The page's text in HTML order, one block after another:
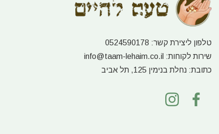
טלפון ליצירת קשר: 0524590178
שירות לקוחות: info@taam-lehaim.co.il
כתובת: נחלת בנימין 125, תל אביב